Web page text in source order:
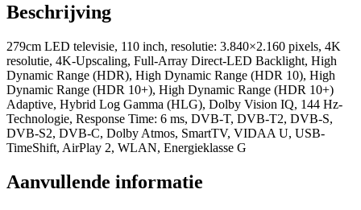
Beschrijving
279cm LED televisie, 110 inch, resolutie: 3.840×2.160 pixels, 4K
resolutie, 4K-Upscaling, Full-Array Direct-LED Backlight, High
Dynamic Range (HDR), High Dynamic Range (HDR 10), High
Dynamic Range (HDR 10+), High Dynamic Range (HDR 10+)
Adaptive, Hybrid Log Gamma (HLG), Dolby Vision IQ, 144 Hz-
Technologie, Response Time: 6 ms, DVB-T, DVB-T2, DVB-S,
DVB-S2, DVB-C, Dolby Atmos, SmartTV, VIDAA U, USB-
TimeShift, AirPlay 2, WLAN, Energieklasse G
Aanvullende informatie